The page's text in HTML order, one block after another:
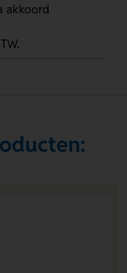
akkoord